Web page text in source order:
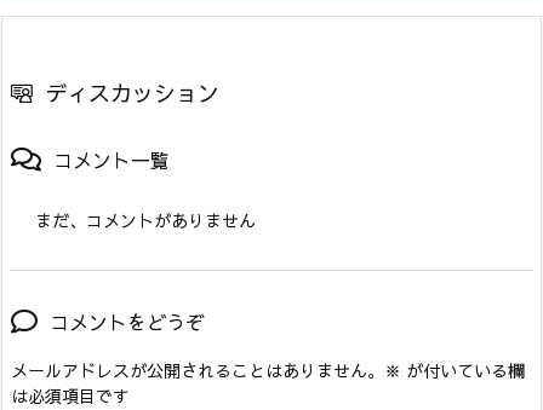
ディスカッション
コメント一覧
まだ、コメントがありません
コメントをどうぞ
メールアドレスが公開されることはありません。 ※ が付いている欄
は必須項目です